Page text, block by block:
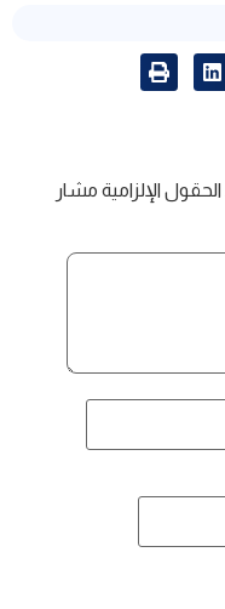
الحقول الإلزامية مشار